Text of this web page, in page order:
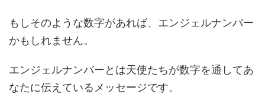
もしそのような数字があれば、エンジェルナンバー
かもしれません。
エンジェルナンバーとは天使たちが数字を通してあ
なたに伝えているメッセージです。